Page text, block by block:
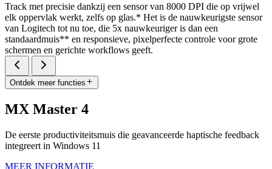
Track met precisie dankzij een sensor van 8000 DPI die op vrijwel
elk oppervlak werkt, zelfs op glas.* Het is de nauwkeurigste sensor
van Logitech tot nu toe, die 5x nauwkeuriger is dan een
standaardmuis** en responsieve, pixelperfecte controle voor grote
schermen en gerichte workflows geeft.
Ontdek meer functies
MX Master 4
De eerste productiviteitsmuis die geavanceerde haptische feedback
integreert in Windows 11
MEER INFORMATIE